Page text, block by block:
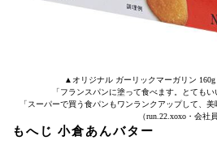
▲オリジナル ガーリックマーガリン 160g
「フランスパンに塗って食べます。とてもい
「スーパーで買う食パンもワンランクアップして、
（run.22.xoxo・会社員
もへじ 小倉あんバター